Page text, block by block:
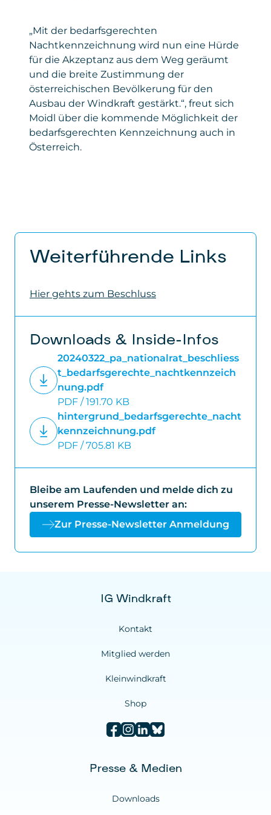
„Mit der bedarfsgerechten
Nachtkennzeichnung wird nun eine Hürde
für die Akzeptanz aus dem Weg geräumt
und die breite Zustimmung der
österreichischen Bevölkerung für den
Ausbau der Windkraft gestärkt.“, freut sich
Moidl über die kommende Möglichkeit der
bedarfsgerechten Kennzeichnung auch in
Österreich.
Weiterführende Links
Hier gehts zum Beschluss
Downloads & Inside-Infos
20240322_pa_nationalrat_beschliess
t_bedarfsgerechte_nachtkennzeich
nung.pdf
PDF / 191.70 KB
hintergrund_bedarfsgerechte_nacht
kennzeichnung.pdf
PDF / 705.81 KB
Bleibe am Laufenden und melde dich zu
unserem Presse-Newsletter an:
Zur Presse-Newsletter Anmeldung
IG Windkraft
Kontakt
Mitglied werden
Kleinwindkraft
Shop
Presse & Medien
Downloads
Privacy Policy
https://www.microsoft.com/de-
de/privacy/privacystatement